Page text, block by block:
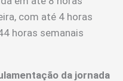
com até 4 horas
horas semanais
da jornada